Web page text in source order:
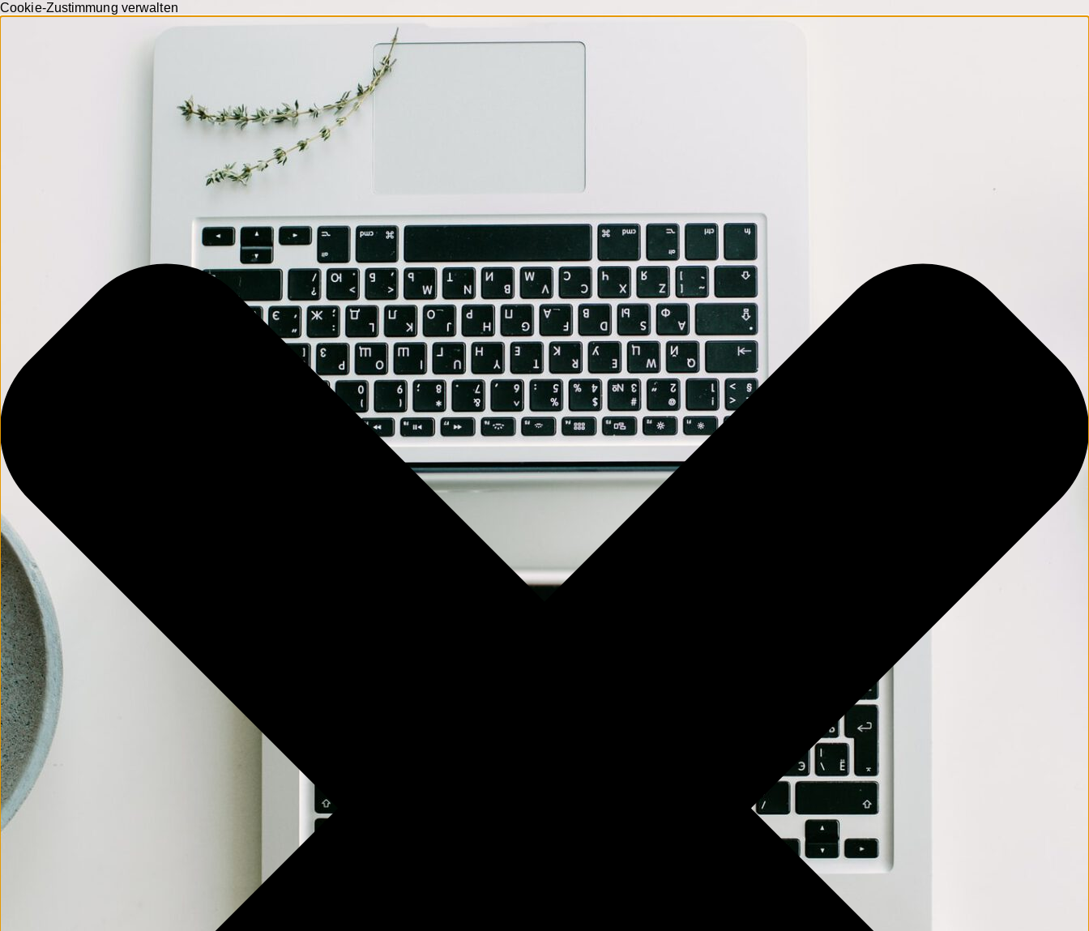
Cookie-Zustimmung verwalten